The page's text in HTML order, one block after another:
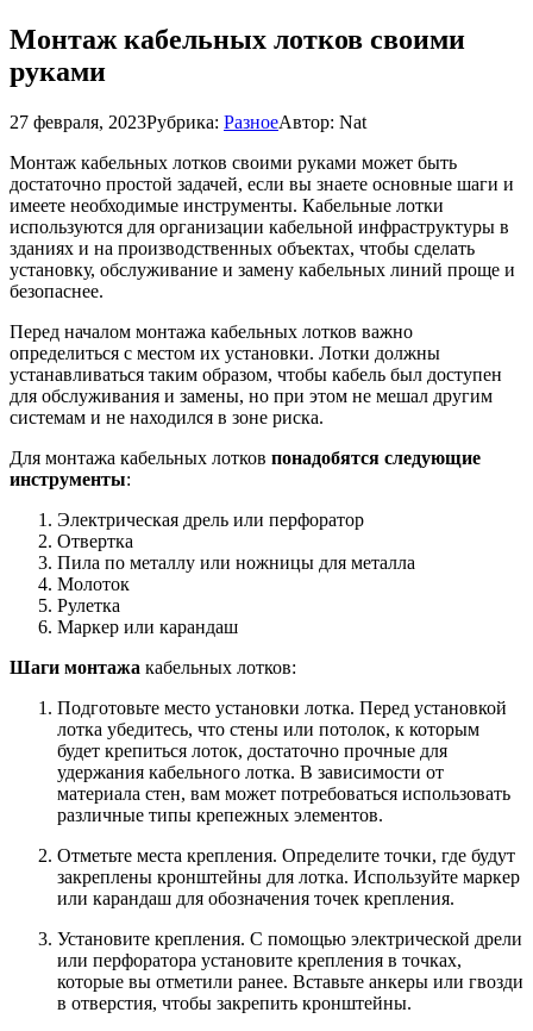
Монтаж кабельных лотков своими
руками
27 февраля, 2023Рубрика: РазноеАвтор: Nat
Монтаж кабельных лотков своими руками может быть
достаточно простой задачей, если вы знаете основные шаги и
имеете необходимые инструменты. Кабельные лотки
используются для организации кабельной инфраструктуры в
зданиях и на производственных объектах, чтобы сделать
установку, обслуживание и замену кабельных линий проще и
безопаснее.
Перед началом монтажа кабельных лотков важно
определиться с местом их установки. Лотки должны
устанавливаться таким образом, чтобы кабель был доступен
для обслуживания и замены, но при этом не мешал другим
системам и не находился в зоне риска.
Для монтажа кабельных лотков понадобятся следующие
инструменты:
Электрическая дрель или перфоратор
Отвертка
Пила по металлу или ножницы для металла
Молоток
Рулетка
Маркер или карандаш
Шаги монтажа кабельных лотков:
Подготовьте место установки лотка. Перед установкой
лотка убедитесь, что стены или потолок, к которым
будет крепиться лоток, достаточно прочные для
удержания кабельного лотка. В зависимости от
материала стен, вам может потребоваться использовать
различные типы крепежных элементов.
Отметьте места крепления. Определите точки, где будут
закреплены кронштейны для лотка. Используйте маркер
или карандаш для обозначения точек крепления.
Установите крепления. С помощью электрической дрели
или перфоратора установите крепления в точках,
которые вы отметили ранее. Вставьте анкеры или гвозди
в отверстия, чтобы закрепить кронштейны.